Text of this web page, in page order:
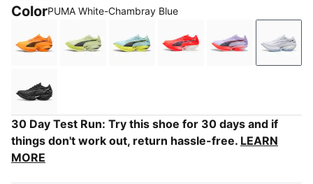
ColorPUMA White-Chambray Blue
Heat Fire-PUMA Black
Apple Spritz-Deep Plum
Fresh Water-Lemon Crush
Ultra Red-Inky Depths-
Light
PUMA Black-Light Lavender
30 Day Test Run: Try this shoe for 30 days and if
things don't work out, return hassle-free. LEARN
MORE